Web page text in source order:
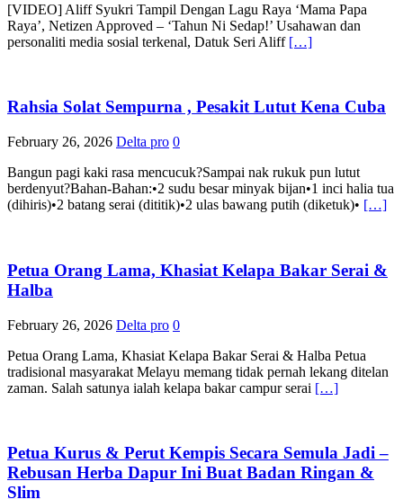
[VIDEO] Aliff Syukri Tampil Dengan Lagu Raya ‘Mama Papa
Raya’, Netizen Approved – ‘Tahun Ni Sedap!’ Usahawan dan
personaliti media sosial terkenal, Datuk Seri Aliff […]
Rahsia Solat Sempurna , Pesakit Lutut Kena Cuba
February 26, 2026 Delta pro 0
Bangun pagi kaki rasa mencucuk?Sampai nak rukuk pun lutut
berdenyut?Bahan-Bahan:•2 sudu besar minyak bijan•1 inci halia tua
(dihiris)•2 batang serai (dititik)•2 ulas bawang putih (diketuk)• […]
Petua Orang Lama, Khasiat Kelapa Bakar Serai &
Halba
February 26, 2026 Delta pro 0
Petua Orang Lama, Khasiat Kelapa Bakar Serai & Halba Petua
tradisional masyarakat Melayu memang tidak pernah lekang ditelan
zaman. Salah satunya ialah kelapa bakar campur serai […]
Petua Kurus & Perut Kempis Secara Semula Jadi –
Rebusan Herba Dapur Ini Buat Badan Ringan &
Slim